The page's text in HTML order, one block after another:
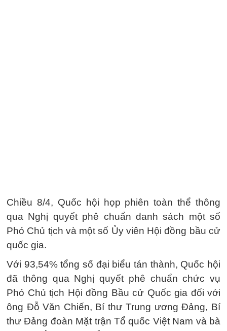
Chiều 8/4, Quốc hội họp phiên toàn thể thông
qua Nghị quyết phê chuẩn danh sách một số
Phó Chủ tịch và một số Ủy viên Hội đồng bầu cử
quốc gia.
Với 93,54% tổng số đại biểu tán thành, Quốc hội
đã thông qua Nghị quyết phê chuẩn chức vụ
Phó Chủ tịch Hội đồng Bầu cử Quốc gia đối với
ông Đỗ Văn Chiến, Bí thư Trung ương Đảng, Bí
thư Đảng đoàn Mặt trận Tổ quốc Việt Nam và bà